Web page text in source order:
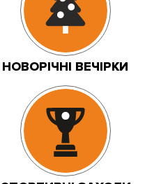
НОВОРІЧНІ ВЕЧІРКИ